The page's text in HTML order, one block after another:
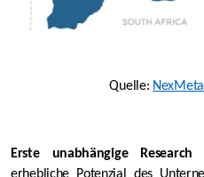
Quelle:
Erste unabhängige Research